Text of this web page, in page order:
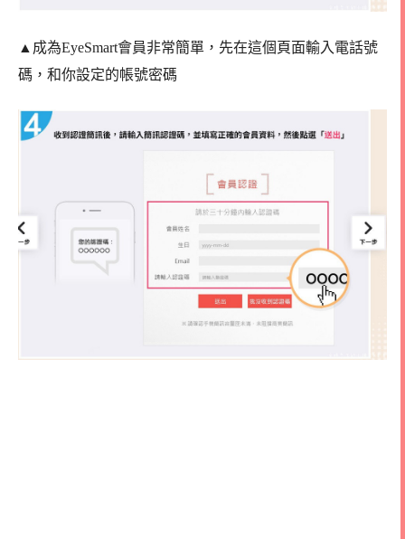
▲成為EyeSmart會員非常簡單，先在這個頁面輸入電話號
碼，和你設定的帳號密碼